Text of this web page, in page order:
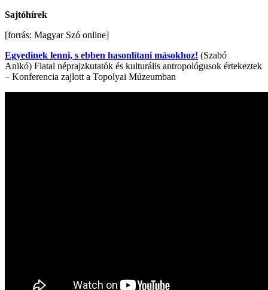
Sajtóhírek
[forrás: Magyar Szó online]
Egyedinek lenni, s ebben hasonlítani másokhoz! (Szabó
Anikó) Fiatal néprajzkutatók és kulturális antropológusok értekeztek
– Konferencia zajlott a Topolyai Múzeumban